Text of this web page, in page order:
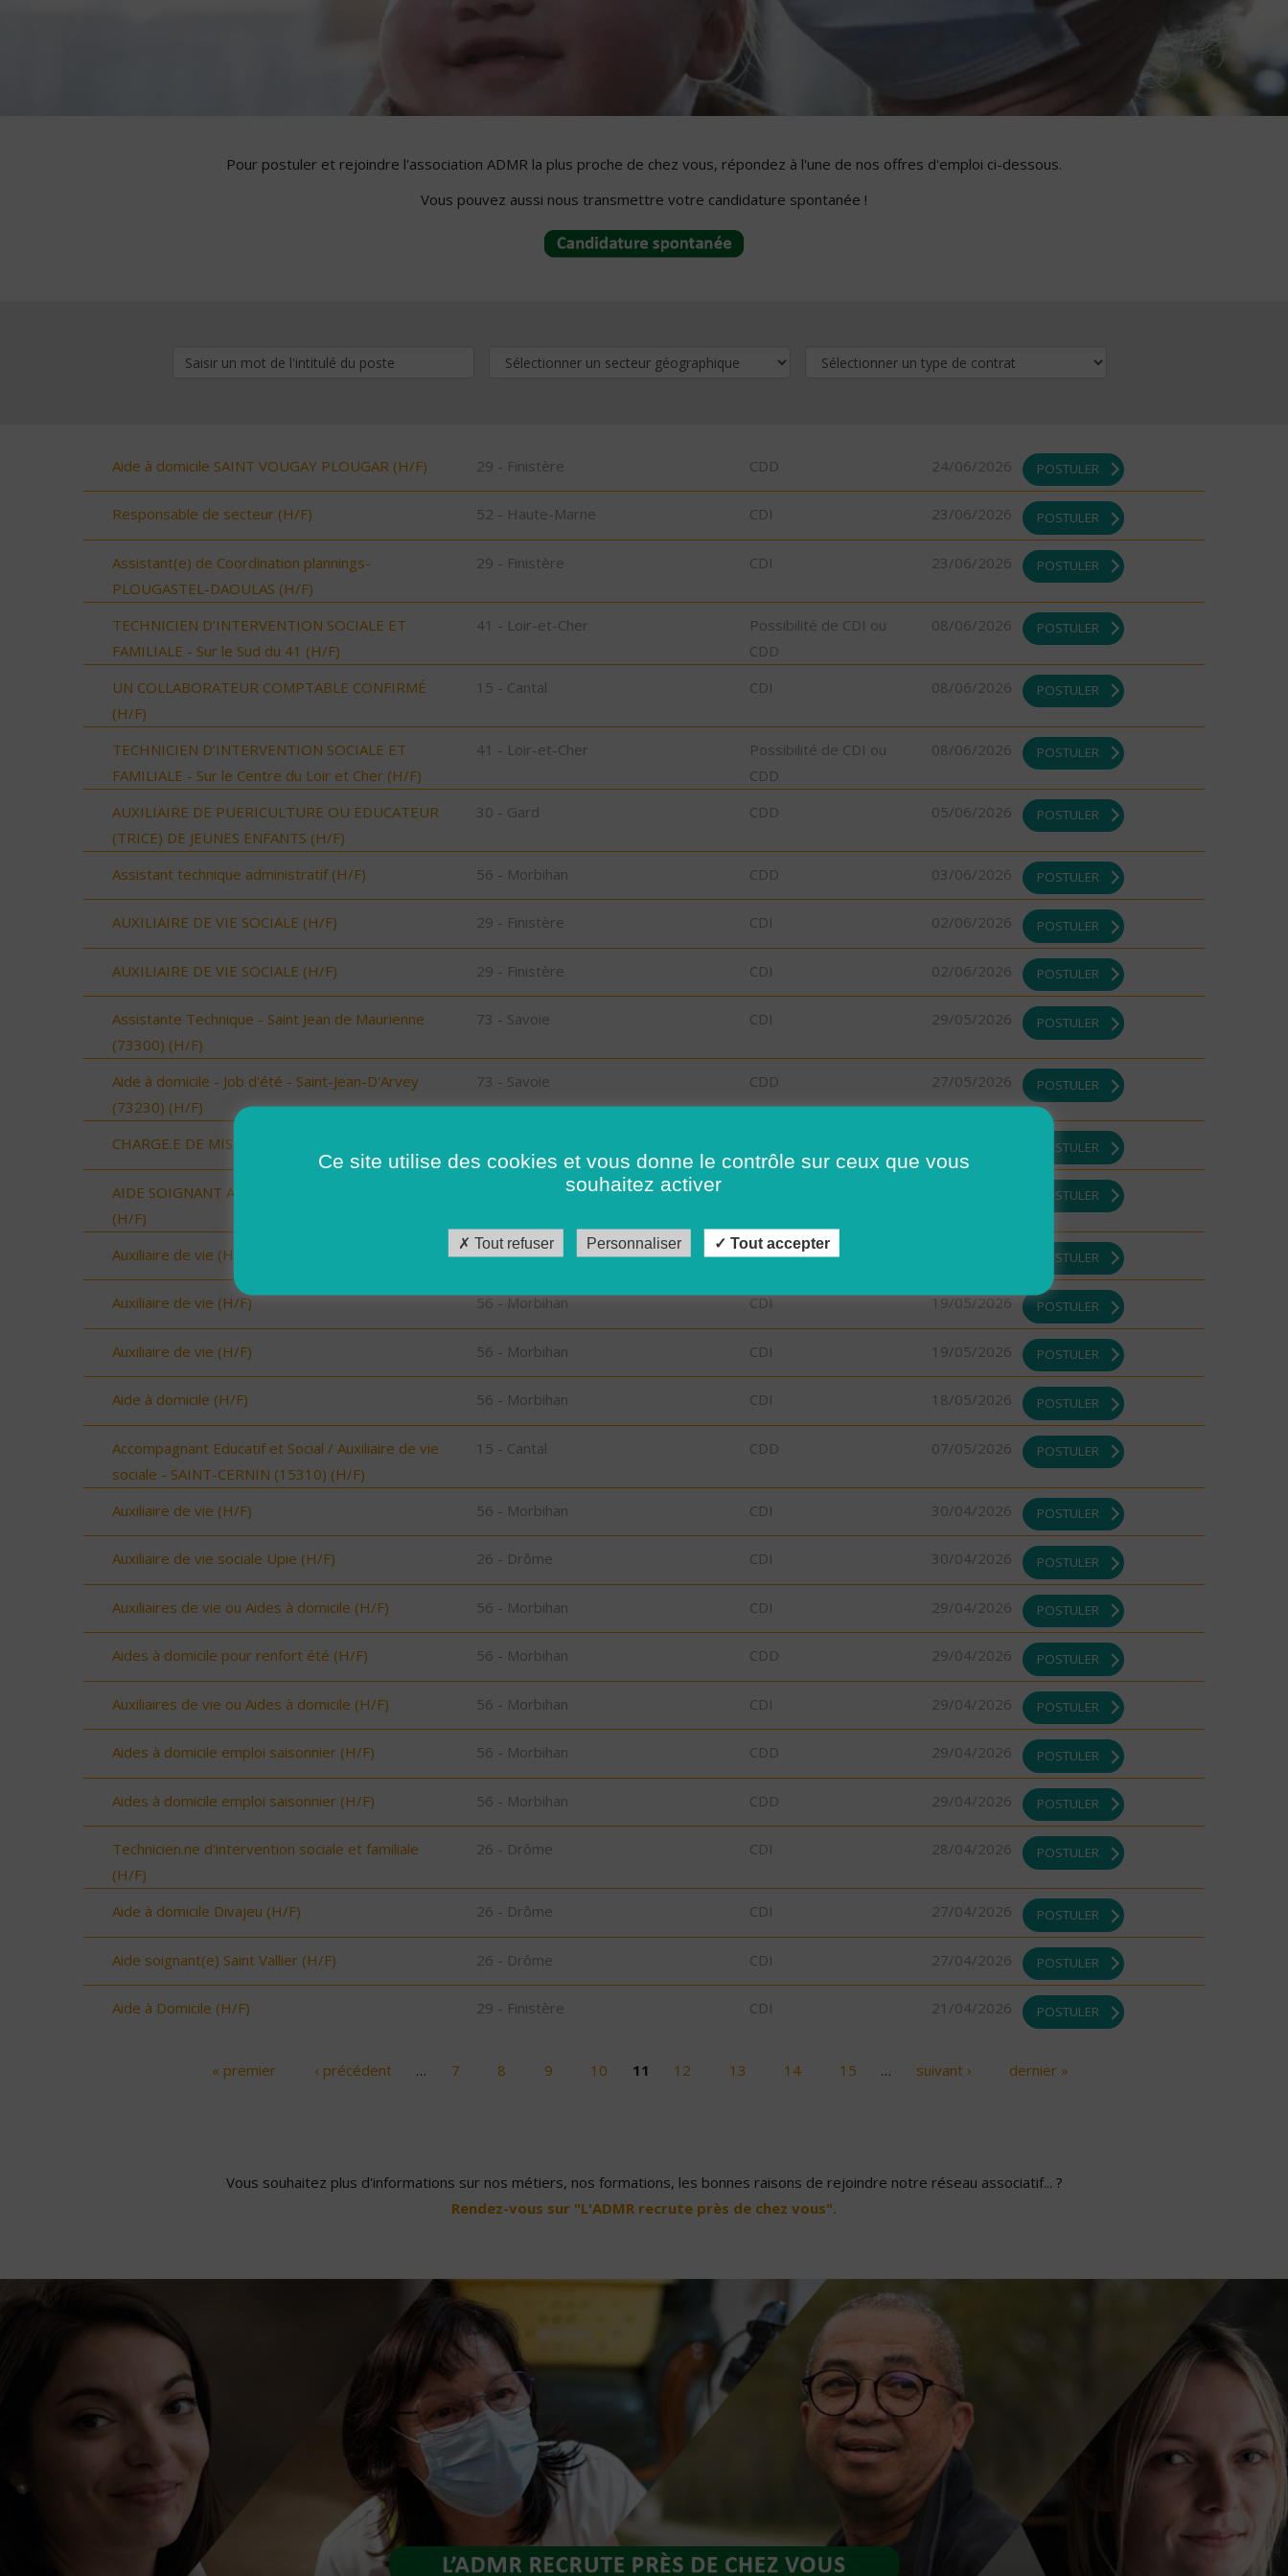
Pour postuler et rejoindre l'association ADMR la plus proche de chez vous, répondez à l'une de nos offres d'emploi ci-dessous.
Vous pouvez aussi nous transmettre votre candidature spontanée !
Aide à domicile SAINT VOUGAY PLOUGAR (H/F) 29 - Finistère CDD 24/06/2026 POSTULER
Responsable de secteur (H/F) 52 - Haute-Marne CDI 23/06/2026 POSTULER
Assistant(e) de Coordination plannings-
PLOUGASTEL-DAOULAS (H/F)
29 - Finistère CDI 23/06/2026 POSTULER
TECHNICIEN D’INTERVENTION SOCIALE ET
FAMILIALE - Sur le Sud du 41 (H/F)
41 - Loir-et-Cher
Possibilité de CDI ou
CDD
08/06/2026 POSTULER
UN COLLABORATEUR COMPTABLE CONFIRMÉ
(H/F)
15 - Cantal CDI 08/06/2026 POSTULER
TECHNICIEN D’INTERVENTION SOCIALE ET
FAMILIALE - Sur le Centre du Loir et Cher (H/F)
41 - Loir-et-Cher
Possibilité de CDI ou
CDD
08/06/2026 POSTULER
AUXILIAIRE DE PUERICULTURE OU EDUCATEUR
(TRICE) DE JEUNES ENFANTS (H/F)
30 - Gard CDD 05/06/2026 POSTULER
Assistant technique administratif (H/F) 56 - Morbihan CDD 03/06/2026 POSTULER
AUXILIAIRE DE VIE SOCIALE (H/F) 29 - Finistère CDI 02/06/2026 POSTULER
AUXILIAIRE DE VIE SOCIALE (H/F) 29 - Finistère CDI 02/06/2026 POSTULER
Assistante Technique - Saint Jean de Maurienne
(73300) (H/F)
73 - Savoie CDI 29/05/2026 POSTULER
Aide à domicile - Job d'été - Saint-Jean-D'Arvey
(73230) (H/F)
73 - Savoie CDD 27/05/2026 POSTULER
CHARGE.E DE MISSION (H/F) POSTULER
AIDE SOIGNANT A DOMICILE SECTEUR VAUVERT
(H/F)
POSTULER
Auxiliaire de vie (H/F) 56 - Morbihan CDI POSTULER
Auxiliaire de vie (H/F) 56 - Morbihan CDI 19/05/2026 POSTULER
Auxiliaire de vie (H/F) 56 - Morbihan CDI 19/05/2026 POSTULER
Aide à domicile (H/F) 56 - Morbihan CDI 18/05/2026 POSTULER
Accompagnant Educatif et Social / Auxiliaire de vie
sociale - SAINT-CERNIN (15310) (H/F)
15 - Cantal CDD 07/05/2026 POSTULER
Auxiliaire de vie (H/F) 56 - Morbihan CDI 30/04/2026 POSTULER
Auxiliaire de vie sociale Upie (H/F) 26 - Drôme CDI 30/04/2026 POSTULER
Auxiliaires de vie ou Aides à domicile (H/F) 56 - Morbihan CDI 29/04/2026 POSTULER
Aides à domicile pour renfort été (H/F) 56 - Morbihan CDD 29/04/2026 POSTULER
Auxiliaires de vie ou Aides à domicile (H/F) 56 - Morbihan CDI 29/04/2026 POSTULER
Aides à domicile emploi saisonnier (H/F) 56 - Morbihan CDD 29/04/2026 POSTULER
Aides à domicile emploi saisonnier (H/F) 56 - Morbihan CDD 29/04/2026 POSTULER
Technicien.ne d'intervention sociale et familiale
(H/F)
26 - Drôme CDI 28/04/2026 POSTULER
Aide à domicile Divajeu (H/F) 26 - Drôme CDI 27/04/2026 POSTULER
Aide soignant(e) Saint Vallier (H/F) 26 - Drôme CDI 27/04/2026 POSTULER
Aide à Domicile (H/F) 29 - Finistère CDI 21/04/2026 POSTULER
« premier ‹ précédent … 7 8 9 10 11 12 13 14 15 … suivant › dernier »
Vous souhaitez plus d'informations sur nos métiers, nos formations, les bonnes raisons de rejoindre notre réseau associatif... ?
Rendez-vous sur "L'ADMR recrute près de chez vous".
Ce site utilise des cookies et vous donne le contrôle sur ceux que vous
souhaitez activer
Tout refuser Personnaliser Tout accepter